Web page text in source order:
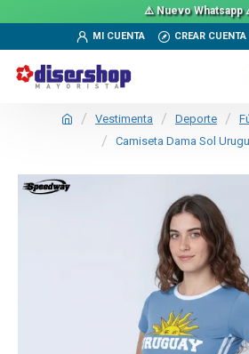
⚠️ Nuevo Whatsapp
MI CUENTA CREAR CUENTA
Vestimenta Deporte
Camiseta Dama Sol
TEXTTRANSPARENTE